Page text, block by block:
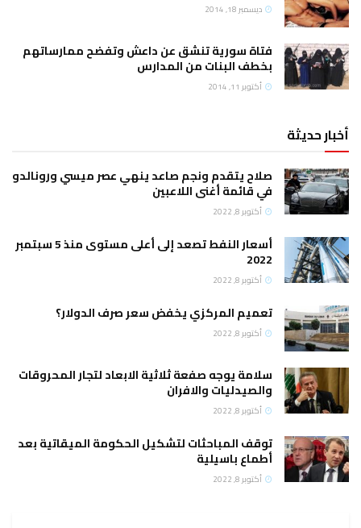
ديسمبر 18, 2014
فتاة سورية تنشق عن داعش وتفضح ممارساتهم
بخطف البنات من المدارس
أكتوبر 11, 2014
أخبار حديثة
صلاح يتقدم ونجم صاعد ينهي عصر ميسي ورونالدو
في قائمة أغنى اللاعبين
أكتوبر 8, 2022
أسعار النفط تصعد إلى أعلى مستوى منذ 5 سبتمبر
2022
أكتوبر 8, 2022
تعميم المركزي يخفض سعر صرف الدولار؟
أكتوبر 8, 2022
سلامة يوجه صفعة ثلاثية الابعاد لتجار المحروقات
والصيدليات والافران
أكتوبر 8, 2022
توقف المباحثات لتشكيل الحكومة الميقاتية بعد
أطماع باسيلية
أكتوبر 8, 2022